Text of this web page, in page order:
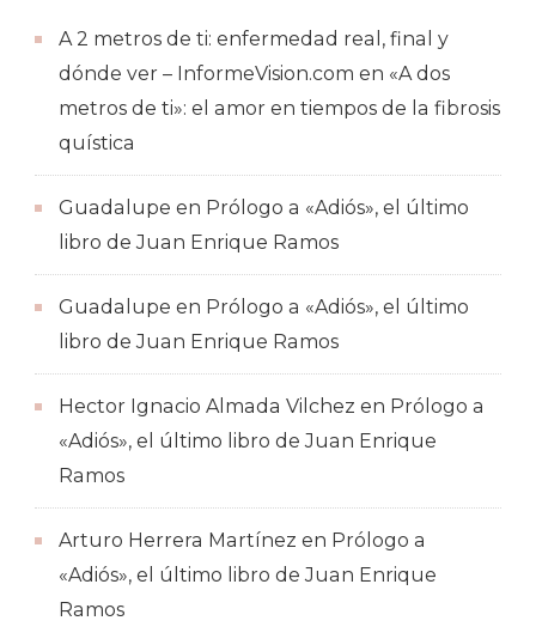
A 2 metros de ti: enfermedad real, final y
dónde ver – InformeVision.com en «A dos
metros de ti»: el amor en tiempos de la fibrosis
quística
Guadalupe en Prólogo a «Adiós», el último
libro de Juan Enrique Ramos
Guadalupe en Prólogo a «Adiós», el último
libro de Juan Enrique Ramos
Hector Ignacio Almada Vilchez en Prólogo a
«Adiós», el último libro de Juan Enrique
Ramos
Arturo Herrera Martínez en Prólogo a
«Adiós», el último libro de Juan Enrique
Ramos